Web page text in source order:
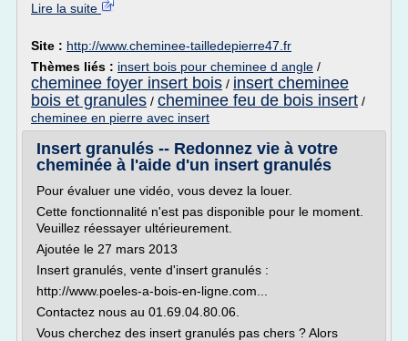
Lire la suite
Site : http://www.cheminee-tailledepierre47.fr
Thèmes liés : insert bois pour cheminee d angle /
cheminee foyer insert bois / insert cheminee
bois et granules / cheminee feu de bois insert /
cheminee en pierre avec insert
Insert granulés -- Redonnez vie à votre
cheminée à l'aide d'un insert granulés
Pour évaluer une vidéo, vous devez la louer.
Cette fonctionnalité n'est pas disponible pour le moment.
Veuillez réessayer ultérieurement.
Ajoutée le 27 mars 2013
Insert granulés, vente d'insert granulés :
http://www.poeles-a-bois-en-ligne.com...
Contactez nous au 01.69.04.80.06.
Vous cherchez des insert granulés pas chers ? Alors